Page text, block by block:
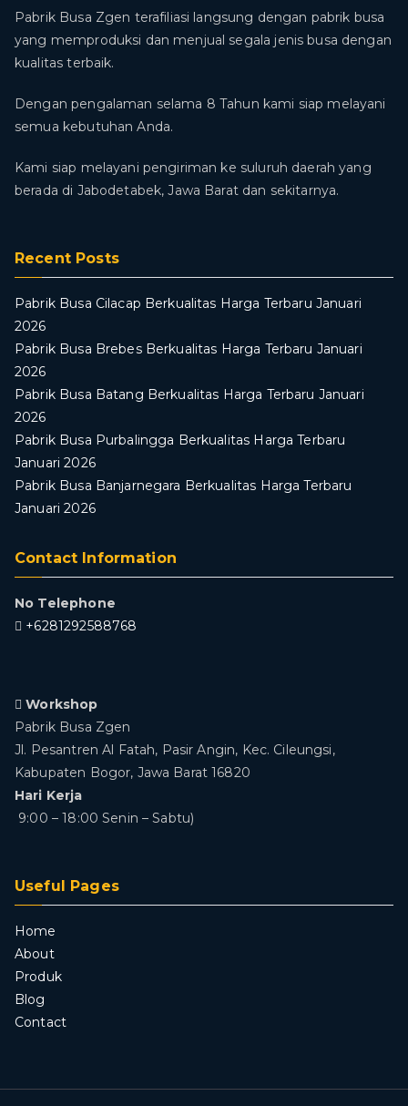
Pabrik Busa Zgen terafiliasi langsung dengan pabrik busa
yang memproduksi dan menjual segala jenis busa dengan
kualitas terbaik.
Dengan pengalaman selama 8 Tahun kami siap melayani
semua kebutuhan Anda.
Kami siap melayani pengiriman ke suluruh daerah yang
berada di Jabodetabek, Jawa Barat dan sekitarnya.
Recent Posts
Pabrik Busa Cilacap Berkualitas Harga Terbaru Januari
2026
Pabrik Busa Brebes Berkualitas Harga Terbaru Januari
2026
Pabrik Busa Batang Berkualitas Harga Terbaru Januari
2026
Pabrik Busa Purbalingga Berkualitas Harga Terbaru
Januari 2026
Pabrik Busa Banjarnegara Berkualitas Harga Terbaru
Januari 2026
Contact Information
No Telephone
+6281292588768
Workshop
Pabrik Busa Zgen
Jl. Pesantren Al Fatah, Pasir Angin, Kec. Cileungsi,
Kabupaten Bogor, Jawa Barat 16820
Hari Kerja
9:00 – 18:00 Senin – Sabtu)
Useful Pages
Home
About
Produk
Blog
Contact